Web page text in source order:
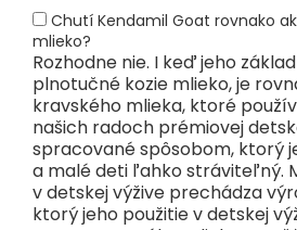
Chutí Kendamil Goat rovnako
mlieko?
Rozhodne nie. I keď jeho
plnotučné kozie mlieko, je
kravského mlieka, ktoré
našich radoch prémiovej
spracované spôsobom, ktorý
a malé deti ľahko stráviteľný.
v detskej výžive prechádza
ktorý jeho použitie v detskej